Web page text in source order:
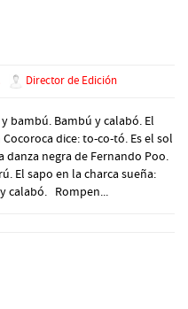
Director de Edición
bambú. Bambú y calabó. El
dice: to-co-tó. Es el sol
danza negra de Fernando Poo.
El sapo en la charca sueña:
calabó. Rompen...